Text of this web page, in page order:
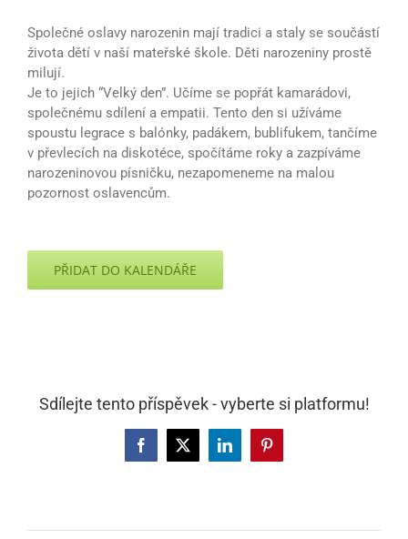
Společné oslavy narozenin mají tradici a staly se součástí
života dětí v naší mateřské škole. Děti narozeniny prostě
milují.
Je to jejich “Velký den”. Učíme se popřát kamarádovi,
společnému sdílení a empatii. Tento den si užíváme
spoustu legrace s balónky, padákem, bublifukem, tančíme
v převlecích na diskotéce, spočítáme roky a zazpíváme
narozeninovou písničku, nezapomeneme na malou
pozornost oslavencům.
PŘIDAT DO KALENDÁŘE
Sdílejte tento příspěvek - vyberte si platformu!
Facebook
X LinkedInPinterest